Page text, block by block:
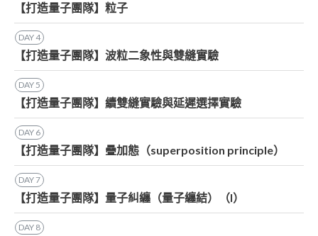
【打造量子團隊】粒子
DAY4
【打造量子團隊】波粒二象性與雙縫實驗
DAY5
【打造量子團隊】續雙縫實驗與延遲選擇實驗
DAY 6
【打造量子團隊】疊加態（superposition principle）
DAY7
【打造量子團隊】量子糾纏（量子纏結）（I）
DAY 8